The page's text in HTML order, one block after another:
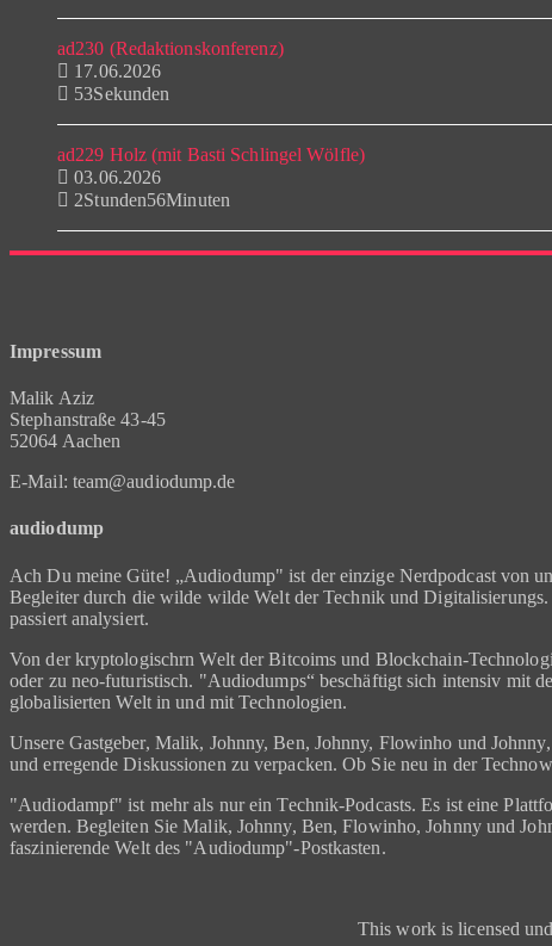
ad230 (Redaktionskonferenz)
17.06.2026
53Sekunden
ad229 Holz (mit Basti Schlingel Wölfle)
03.06.2026
2Stunden56Minuten
Impressum
Malik Aziz
Stephanstraße 43-45
52064 Aachen
E-Mail: team@audiodump.de
audiodump
Ach Du meine Güte! „Audiodump" ist der einzige Nerdpodcast von
Begleiter durch die wilde wilde Welt der Technik und
passiert analysiert.
Von der kryptologischrn Welt der Bitcoims und Blockchain-
oder zu neo-futuristisch. "Audiodumps“ beschäftigt sich intensiv mit
globalisierten Welt in und mit Technologien.
Unsere Gastgeber, Malik, Johnny, Ben, Johnny, Flowinho und
und erregende Diskussionen zu verpacken. Ob Sie neu in der
"Audiodampf" ist mehr als nur ein Technik-Podcasts. Es ist eine
werden. Begleiten Sie Malik, Johnny, Ben, Flowinho, Johnny und
faszinierende Welt des "Audiodump"-Postkasten.
This work is licensed